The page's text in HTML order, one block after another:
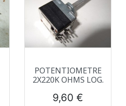
POTENTIOMETRE
2X220K OHMS LOG.
Prix
9,60 €